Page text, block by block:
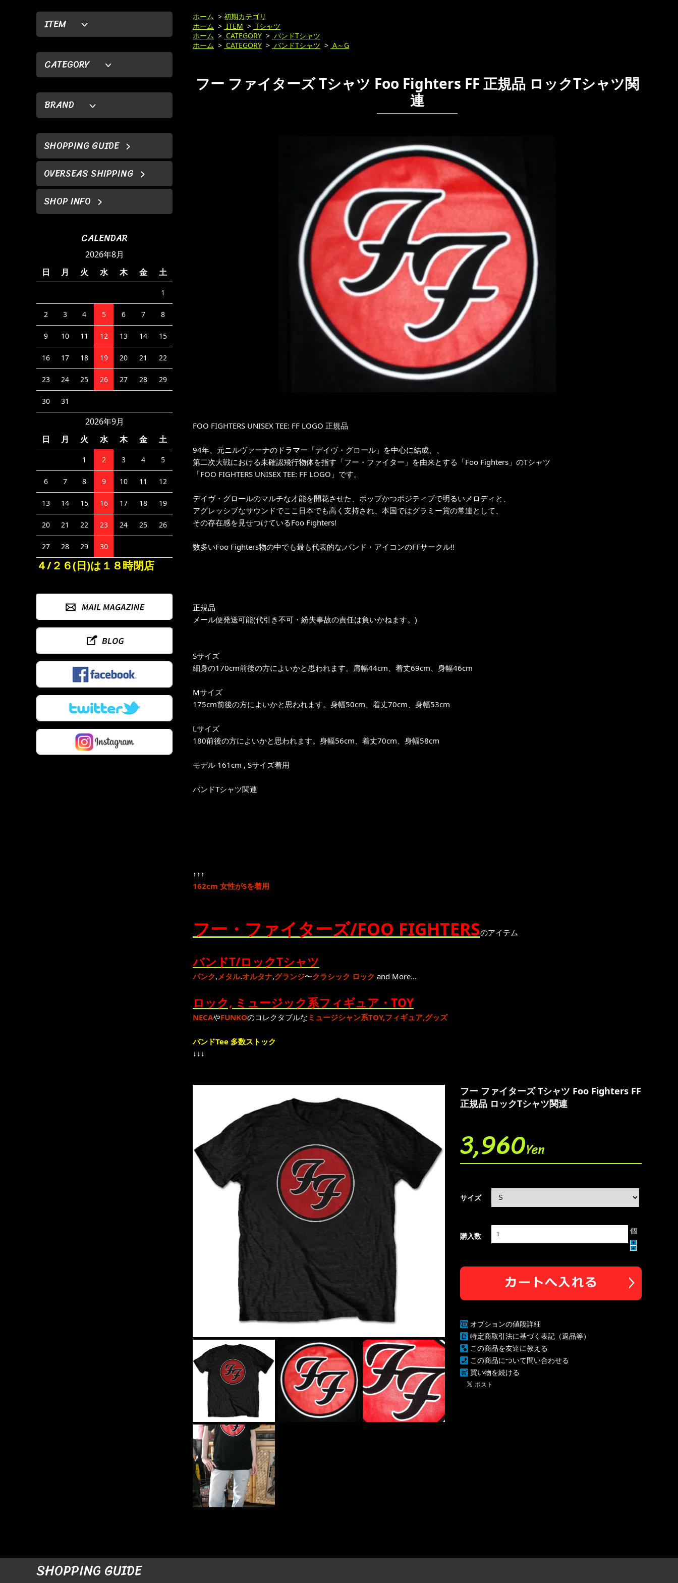
ITEM
CATEGORY
BRAND
SHOPPING GUIDE
OVERSEAS SHIPPING
SHOP INFO
CALENDAR
2026年8月
日
月 火 水 木 金 土
1
2 3 4 5 6 7 8
9 10 11 12 13 14 15
16 17 18 19 20 21 22
23 24 25 26 27 28 29
30 31
2026年9月
日
月 火 水 木 金 土
1 2 3 4 5
6 7 8 9 10 11 12
13 14 15 16 17 18 19
20 21 22 23 24 25 26
27 28 29 30
４/２６(日)は１８時閉店
ホーム > 初期カテゴリ
ホーム > ITEM > Tシャツ
ホーム > CATEGORY > バンドTシャツ
ホーム > CATEGORY > バンドTシャツ > A～G
フー ファイターズ Tシャツ Foo Fighters FF 正規品 ロックTシャツ関
連
FOO FIGHTERS UNISEX TEE: FF LOGO 正規品
94年、元ニルヴァーナのドラマー「デイヴ・グロール」を中心に結成、、
第二次大戦における未確認飛行物体を指す「フー・ファイター」を由来とする「Foo Fighters」のTシャツ
「FOO FIGHTERS UNISEX TEE: FF LOGO」です。
デイヴ・グロールのマルチな才能を開花させた、ポップかつポジティブで明るいメロディと、
アグレッシブなサウンドでここ日本でも高く支持され、本国ではグラミー賞の常連として、
その存在感を見せつけているFoo Fighters!
数多いFoo Fighters物の中でも最も代表的な,バンド・アイコンのFFサークル!!
正規品
メール便発送可能(代引き不可・紛失事故の責任は負いかねます。)
Sサイズ
細身の170cm前後の方によいかと思われます。肩幅44cm、着丈69cm、身幅46cm
Mサイズ
175cm前後の方によいかと思われます。身幅50cm、着丈70cm、身幅53cm
Lサイズ
180前後の方によいかと思われます。身幅56cm、着丈70cm、身幅58cm
モデル 161cm , Sサイズ着用
バンドTシャツ関連
↑↑↑
162cm 女性がSを着用
フー・ファイターズ/FOO FIGHTERSのアイテム
バンドT/ロックTシャツ
パンク,メタル.オルタナ,グランジ〜クラシック ロック and More...
ロック, ミュージック系フィギュア・TOY
NECAやFUNKOのコレクタブルな ミュージシャン系TOY,フィギュア,グッズ
バンドTee 多数ストック
↓↓↓
フー ファイターズ Tシャツ Foo Fighters FF
正規品 ロックTシャツ関連
3,960Yen
サイズ
購入数
個
オプションの値段詳細
特定商取引法に基づく表記（返品等）
この商品を友達に教える
この商品について問い合わせる
買い物を続ける
SHOPPING GUIDE